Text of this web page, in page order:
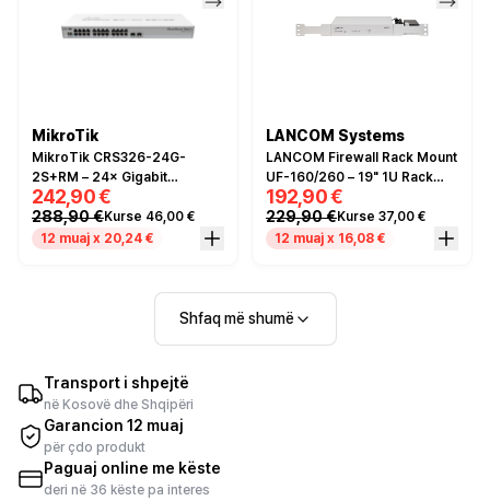
MikroTik
MikroTik CRS326-24G-
2S+RM – 24× Gigabit
Ethernet Managed Switch +
2× 10G SFP+ Ports, PoE-In,
Rackmount
242,90 €
288,90 €Kurse 46,00 €
12 muaj x 20,24 €
LANCOM Systems
LANCOM Firewall Rack Mount
UF-160/260 – 19" 1U Rack
Mount Kit për R&S Unified
Firewall UF-160 dhe UF-260
192,90 €
229,90 €Kurse 37,00 €
12 muaj x 16,08 €
Shfaq më shumë
Transport i shpejtë
në Kosovë dhe Shqipëri
Garancion 12 muaj
për çdo produkt
Paguaj online me këste
deri në 36 këste pa interes